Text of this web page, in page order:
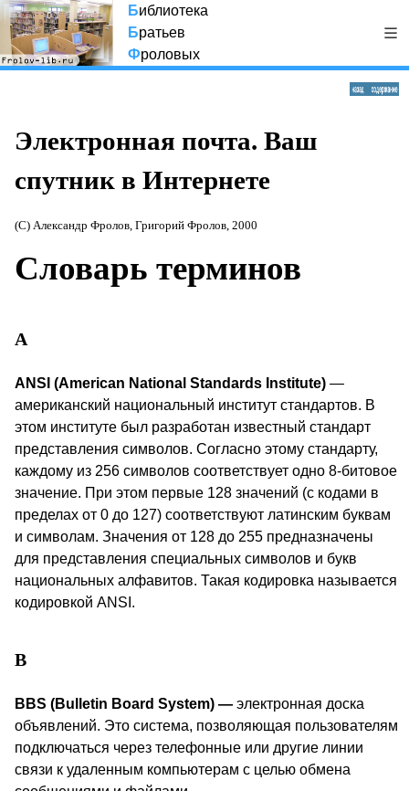
Библиотека
Братьев
Фроловых
Электронная почта. Ваш
спутник в Интернете
(С) Александр Фролов, Григорий Фролов, 2000
Словарь терминов
A
ANSI (American National Standards Institute) —
американский национальный институт стандартов. В
этом институте был разработан известный стандарт
представления символов. Согласно этому стандарту,
каждому из 256 символов соответствует одно 8-битовое
значение. При этом первые 128 значений (с кодами в
пределах от 0 до 127) соответствуют латинским буквам
и символам. Значения от 128 до 255 предназначены
для представления специальных символов и букв
национальных алфавитов. Такая кодировка называется
кодировкой ANSI .
B
BBS (Bulletin Board System) — электронная доска
объявлений. Это система, позволяющая пользователям
подключаться через телефонные или другие линии
связи к удаленным компьютерам с целью обмена